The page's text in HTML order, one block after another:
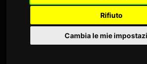
Rifiuto
Cambia le mie
Josh Groban si esibirà come
prossimi concerti classici di